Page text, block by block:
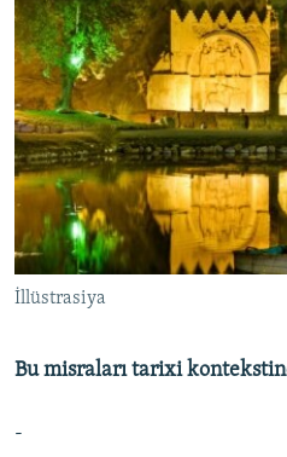
MULTIMEDIA
VIDEO
FOTOQALEREYA
İNFOQRAFIKA
KARIKATURA
RADIO ARXIV
OXU ZALI
AZƏRBAYCAN ƏDƏBIYYATI
İSLAM VƏ DEMOKRATIYA
İZ - MƏDƏNIYYƏT PROQRAMI
HAQQIMIZDA
MISSIYAMIZ
PEŞƏ ETIKASI VƏ JURNALISTIKA
MATERIALLARIMIZDAN ISTIFADƏ
AZADLIQRADIOSU MOBIL
BIZI IZLƏ
RFE/RL-in bütün saytları
İllüstrasiya
Bu misraları tarixi
-